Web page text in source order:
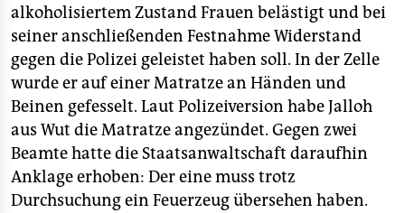
alkoholisiertem Zustand Frauen belästigt und bei
seiner anschließenden Festnahme Widerstand
gegen die Polizei geleistet haben soll. In der Zelle
wurde er auf einer Matratze an Händen und
Beinen gefesselt. Laut Polizeiversion habe Jalloh
aus Wut die Matratze angezündet. Gegen zwei
Beamte hatte die Staatsanwaltschaft daraufhin
Anklage erhoben: Der eine muss trotz
Durchsuchung ein Feuerzeug übersehen haben.